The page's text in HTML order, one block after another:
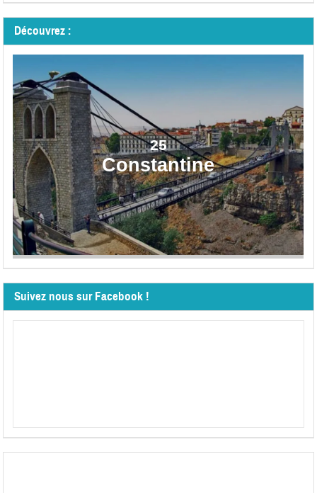
Découvrez :
25
Constantine
Suivez nous sur Facebook !